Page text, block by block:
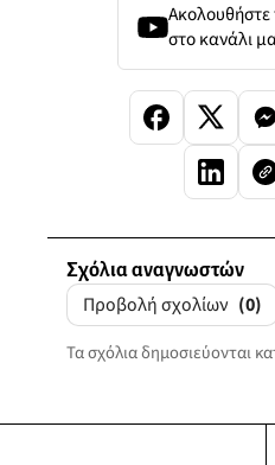
Ακολουθήστε
στο κανάλι
Σχόλια αναγνωστών
Προβολή σχολίων (0)
Τα σχόλια δημοσιεύονται